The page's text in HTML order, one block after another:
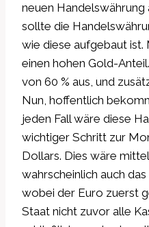
neuen Handelswährung
sollte die
wie diese aufgebaut
einen hohen Gold-
von 60 % aus, und
Nun, hoffentlich
jeden Fall wäre diese
wichtiger Schritt zur
Dollars. Dies wäre
wahrscheinlich auch
wobei der Euro zuerst
Staat nicht zuvor alle